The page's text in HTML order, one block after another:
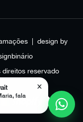
| design by
reservado
×
fala